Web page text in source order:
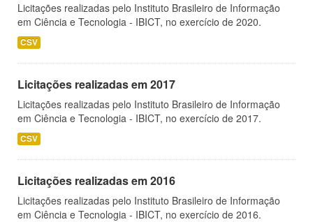
Licitações realizadas pelo Instituto Brasileiro de Informação
em Ciência e Tecnologia - IBICT, no exercício de 2020.
CSV
Licitações realizadas em 2017
Licitações realizadas pelo Instituto Brasileiro de Informação
em Ciência e Tecnologia - IBICT, no exercício de 2017.
CSV
Licitações realizadas em 2016
Licitações realizadas pelo Instituto Brasileiro de Informação
em Ciência e Tecnologia - IBICT, no exercício de 2016.